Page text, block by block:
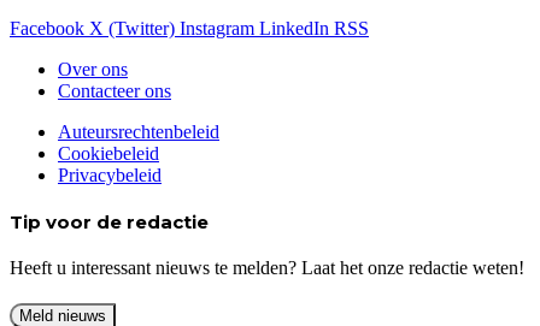
Facebook X (Twitter) Instagram LinkedIn RSS
Over ons
Contacteer ons
Auteursrechtenbeleid
Cookiebeleid
Privacybeleid
Tip voor de redactie
Heeft u interessant nieuws te melden? Laat het onze redactie weten!